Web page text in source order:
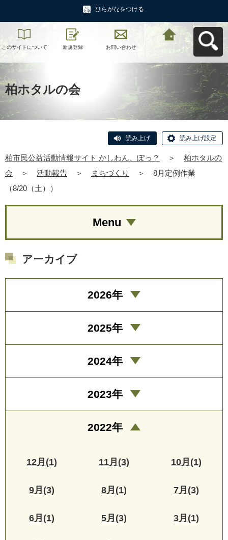
ひらがなをつける
このサイトについて 新規登録 お問い合わせ
柏市民公益活動情報
サイト かしわん、ぽ
柏ホタルの会
読み上げ 読み上げ設定
柏市民公益活動情報サイト かしわん、ぽっ？ ＞
柏ホタルの
会
＞ 活動報告 ＞ まちづくり ＞
8月定例作業
（8/20（土））
Menu
アーカイブ
2026年
2025年
2024年
2023年
2022年
12月(1) 11月(3) 10月(1)
9月(3) 8月(1) 7月(3)
6月(1) 5月(3) 3月(1)